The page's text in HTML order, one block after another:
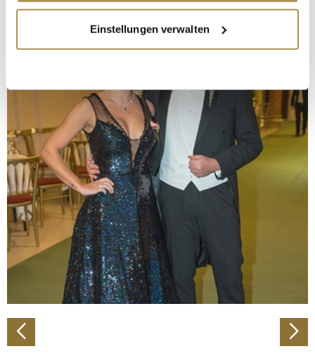
Informationen über Ihre geografische Lage
erfassen, welche bis auf einige Meter genau sein
bestimmten Merkmalen (Fingerprinting) identifizieren
Erfahren Sie mehr darüber, wie Ihre persönlichen Daten
verarbeitet werden, und legen Sie Ihre Präferenzen im
Abschnitt Einzelheitenfest.
Wir verwenden Cookies, um Inhalte und Anzeigen zu
personalisieren, Funktionen für soziale Medien anbieten
zu können und die Zugriffe auf unsere Website zu
analysieren. Außerdem geben wir Informationen zu Ihrer
Verwendung unserer Website an unsere Partner für
soziale Medien, Werbung und Analysen weiter. Unsere
Partner führen diese Informationen möglicherweise mit
haben oder die sie im Rahmen Ihrer Nutzung der Dienste
gesammelt haben.
Einstellungen verwalten